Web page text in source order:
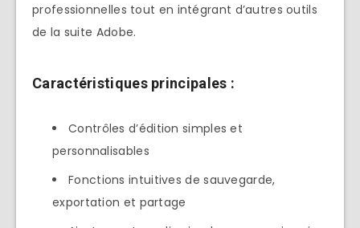
professionnelles tout en intégrant d’autres outils
de la suite Adobe.
Caractéristiques principales :
Contrôles d’édition simples et
personnalisables
Fonctions intuitives de sauvegarde,
exportation et partage